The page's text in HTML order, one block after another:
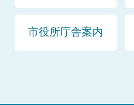
市役所庁舎案内